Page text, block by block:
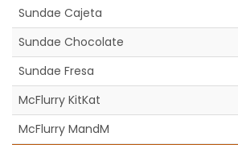
Sundae Cajeta
Sundae Chocolate
Sundae Fresa
McFlurry KitKat
McFlurry MandM